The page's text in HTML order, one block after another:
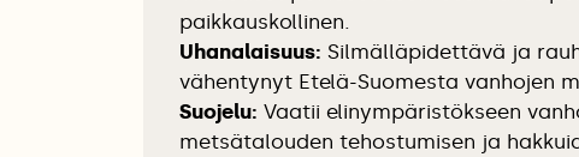
paikkauskollinen.
Uhanalaisuus: Silmälläpidettävä ja
vähentynyt Etelä-Suomesta vanhojen
Suojelu: Vaatii elinympäristökseen
metsätalouden tehostumisen ja